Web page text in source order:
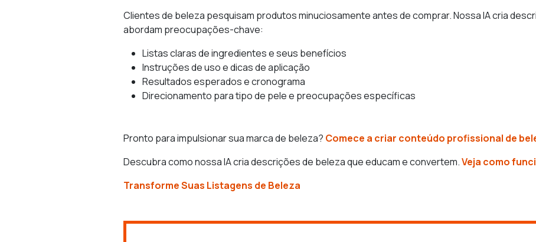
Clientes de beleza pesquisam produtos minuciosamente antes de comprar. Nossa IA cria
abordam preocupações-chave:
Listas claras de ingredientes e seus benefícios
Instruções de uso e dicas de aplicação
Resultados esperados e cronograma
Direcionamento para tipo de pele e preocupações específicas
Pronto para impulsionar sua marca de beleza? Comece a criar conteúdo profissional de
Descubra como nossa IA cria descrições de beleza que educam e convertem.Veja como
Transforme Suas Listagens de Beleza